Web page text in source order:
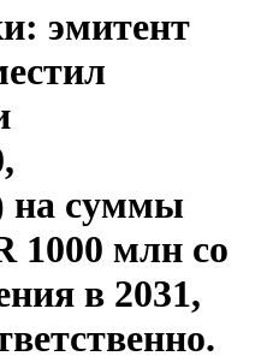
эмитент
на суммы
1000 млн со
в 2031,